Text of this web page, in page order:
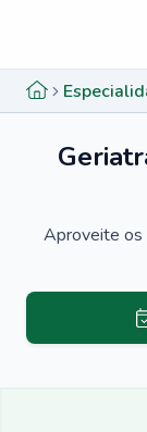
Aproveite os